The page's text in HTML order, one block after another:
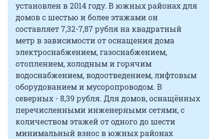
установлен в 2014 году. В южных районах для
домов с шестью и более этажами он
составляет 7,32-7,87 рубля на квадратный
метр в зависимости от оснащения дома
электроснабжением, газоснабжением,
отоплением, холодным и горячим
водоснабжением, водоотведением, лифтовым
оборудованием и мусоропроводом. В
северных - 8,39 рубля. Для домов, оснащённых
перечисленными инженерными сетями, с
количеством этажей от одного до шести
минимальный взнос в южных районах